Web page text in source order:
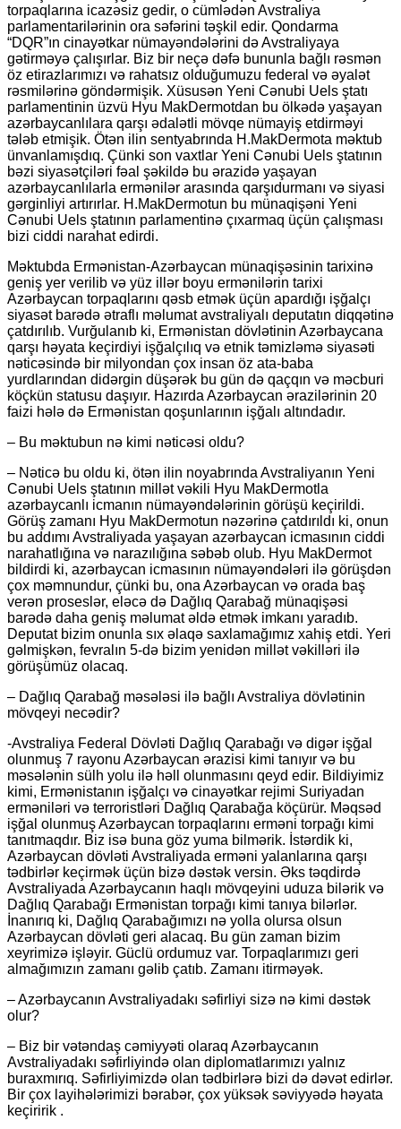
torpaqlarına icazəsiz gedir, o cümlədən Avstraliya
parlamentarilərinin ora səfərini təşkil edir. Qondarma
“DQR”ın cinayətkar nümayəndələrini də Avstraliyaya
gətirməyə çalışırlar. Biz bir neçə dəfə bununla bağlı rəsmən
öz etirazlarımızı və rahatsız olduğumuzu federal və əyalət
rəsmilərinə göndərmişik. Xüsusən Yeni Cənubi Uels ştatı
parlamentinin üzvü Hyu MakDermotdan bu ölkədə yaşayan
azərbaycanlılara qarşı ədalətli mövqe nümayiş etdirməyi
tələb etmişik. Ötən ilin sentyabrında H.MakDermota məktub
ünvanlamışdıq. Çünki son vaxtlar Yeni Cənubi Uels ştatının
bəzi siyasətçiləri fəal şəkildə bu ərazidə yaşayan
azərbaycanlılarla ermənilər arasında qarşıdurmanı və siyasi
gərginliyi artırırlar. H.MakDermotun bu münaqişəni Yeni
Cənubi Uels ştatının parlamentinə çıxarmaq üçün çalışması
bizi ciddi narahat edirdi.
Məktubda Ermənistan-Azərbaycan münaqişəsinin tarixinə
geniş yer verilib və yüz illər boyu ermənilərin tarixi
Azərbaycan torpaqlarını qəsb etmək üçün apardığı işğalçı
siyasət barədə ətraflı məlumat avstraliyalı deputatın diqqətinə
çatdırılıb. Vurğulanıb ki, Ermənistan dövlətinin Azərbaycana
qarşı həyata keçirdiyi işğalçılıq və etnik təmizləmə siyasəti
nəticəsində bir milyondan çox insan öz ata-baba
yurdlarından didərgin düşərək bu gün də qaçqın və məcburi
köçkün statusu daşıyır. Hazırda Azərbaycan ərazilərinin 20
faizi hələ də Ermənistan qoşunlarının işğalı altındadır.
– Bu məktubun nə kimi nəticəsi oldu?
– Nəticə bu oldu ki, ötən ilin noyabrında Avstraliyanın Yeni
Cənubi Uels ştatının millət vəkili Hyu MakDermotla
azərbaycanlı icmanın nümayəndələrinin görüşü keçirildi.
Görüş zamanı Hyu MakDermotun nəzərinə çatdırıldı ki, onun
bu addımı Avstraliyada yaşayan azərbaycan icmasının ciddi
narahatlığına və narazılığına səbəb olub. Hyu MakDermot
bildirdi ki, azərbaycan icmasının nümayəndələri ilə görüşdən
çox məmnundur, çünki bu, ona Azərbaycan və orada baş
verən proseslər, eləcə də Dağlıq Qarabağ münaqişəsi
barədə daha geniş məlumat əldə etmək imkanı yaradıb.
Deputat bizim onunla sıx əlaqə saxlamağımız xahiş etdi. Yeri
gəlmişkən, fevralın 5-də bizim yenidən millət vəkilləri ilə
görüşümüz olacaq.
– Dağlıq Qarabağ məsələsi ilə bağlı Avstraliya dövlətinin
mövqeyi necədir?
-Avstraliya Federal Dövləti Dağlıq Qarabağı və digər işğal
olunmuş 7 rayonu Azərbaycan ərazisi kimi tanıyır və bu
məsələnin sülh yolu ilə həll olunmasını qeyd edir. Bildiyimiz
kimi, Ermənistanın işğalçı və cinayətkar rejimi Suriyadan
erməniləri və terroristləri Dağlıq Qarabağa köçürür. Məqsəd
işğal olunmuş Azərbaycan torpaqlarını erməni torpağı kimi
tanıtmaqdır. Biz isə buna göz yuma bilmərik. İstərdik ki,
Azərbaycan dövləti Avstraliyada erməni yalanlarına qarşı
tədbirlər keçirmək üçün bizə dəstək versin. Əks təqdirdə
Avstraliyada Azərbaycanın haqlı mövqeyini uduza bilərik və
Dağlıq Qarabağı Ermənistan torpağı kimi tanıya bilərlər.
İnanırıq ki, Dağlıq Qarabağımızı nə yolla olursa olsun
Azərbaycan dövləti geri alacaq. Bu gün zaman bizim
xeyrimizə işləyir. Güclü ordumuz var. Torpaqlarımızı geri
almağımızın zamanı gəlib çatıb. Zamanı itirməyək.
– Azərbaycanın Avstraliyadakı səfirliyi sizə nə kimi dəstək
olur?
– Biz bir vətəndaş cəmiyyəti olaraq Azərbaycanın
Avstraliyadakı səfirliyində olan diplomatlarımızı yalnız
buraxmırıq. Səfirliyimizdə olan tədbirlərə bizi də dəvət edirlər.
Bir çox layihələrimizi bərabər, çox yüksək səviyyədə həyata
keçiririk .